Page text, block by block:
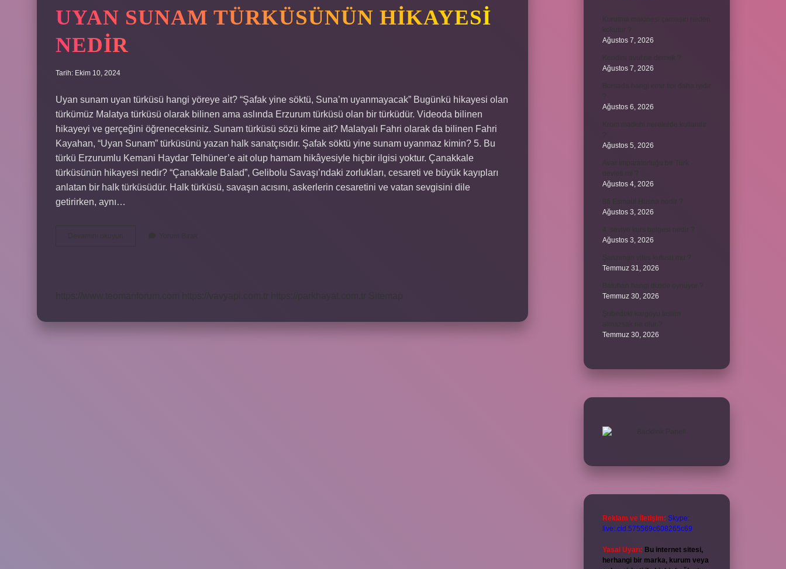
UYAN SUNAM TÜRKÜSÜNÜN HIKAYESI
NEDIR
Tarih: Ekim 10, 2024
Uyan sunam uyan türküsü hangi yöreye ait? “Şafak yine söktü, Suna’m uyanmayacak” Bugünkü hikayesi olan
türkümüz Malatya türküsü olarak bilinen ama aslında Erzurum türküsü olan bir türküdür. Videoda bilinen
hikayeyi ve gerçeğini öğreneceksiniz. Sunam türküsü sözü kime ait? Malatyalı Fahri olarak da bilinen Fahri
Kayahan, “Uyan Sunam” türküsünü yazan halk sanatçısıdır. Şafak söktü yine sunam uyanmaz kimin? 5. Bu
türkü Erzurumlu Kemani Haydar Telhüner’e ait olup hamam hikâyesiyle hiçbir ilgisi yoktur. Çanakkale
türküsünün hikayesi nedir? “Çanakkale Balad”, Gelibolu Savaşı’ndaki zorlukları, cesareti ve büyük kayıpları
anlatan bir halk türküsüdür. Halk türküsü, savaşın acısını, askerlerin cesaretini ve vatan sevgisini dile
getirirken, aynı…
Ağustos 7, 2026
Ağustos 7, 2026
Ağustos 6, 2026
Ağustos 5, 2026
Ağustos 4, 2026
Ağustos 3, 2026
Ağustos 3, 2026
Temmuz 31, 2026
Temmuz 30, 2026
Temmuz 30, 2026
Reklam ve İletişim: Skype:
live:.cid.575569c608265c69
Yasal Uyarı: Bu internet sitesi,
herhangi bir marka, kurum veya